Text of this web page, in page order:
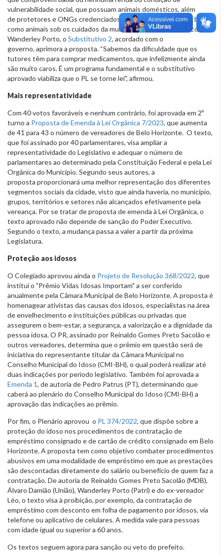
vulnerabilidade social, que possuam animais domésticos, além
de protetores e ONGs credenciados junto ao Poder Público, bem
como animais sob os cuidados da municipalidade. De acordo com
Wanderley Porto, o Substitutivo 2, acordado com o
governo, aprimora a proposta. “Sabemos da dificuldade que os
tutores têm para comprar medicamentos, que infelizmente ainda
são muito caros. É um programa fundamental e o substitutivo
aprovado viabiliza que o PL se torne lei", afirmou.
Mais representatividade
Com 40 votos favoráveis e nenhum contrário, foi aprovada em 2º
turno a Proposta de Emenda à Lei Orgânica 7/2023, que aumenta
de 41 para 43 o número de vereadores de Belo Horizonte. O texto,
que foi assinado por 40 parlamentares, visa ampliar a
representatividade do Legislativo e adequar o número de
parlamentares ao determinado pela Constituição Federal e pela Lei
Orgânica do Município. Segundo seus autores, a
proposta proporcionará uma melhor representação dos diferentes
segmentos sociais da cidade, visto que ainda haveria, no município,
grupos, territórios e setores não alcançados efetivamente pela
vereança. Por se tratar de proposta de emenda à Lei Orgânica, o
texto aprovado não depende de sanção do Poder Executivo.
Segundo o texto, a mudança passa a valer a partir da próxima
Legislatura.
Proteção aos idosos
O Colegiado aprovou ainda o Projeto de Resolução 368/2022, que
institui o "Prêmio Vidas Idosas Importam" a ser conferido
anualmente pela Câmara Municipal de Belo Horizonte. A proposta é
homenagear ativistas das causas dos idosos, especialistas na área
de envelhecimento e instituições públicas ou privadas que
assegurem o bem-estar, a segurança, a valorização e a dignidade da
pessoa idosa. O PR, assinado por Reinaldo Gomes Preto Sacolão e
outros vereadores, determina que o prêmio em questão será de
iniciativa do representante titular da Câmara Municipal no
Conselho Municipal do Idoso (CMI-BH), o qual poderá realizar até
duas indicações por período legislativo. Também foi aprovada a
Emenda 1, de autoria de Pedro Patrus (PT), determinando que
caberá ao plenário do Conselho Municipal do Idoso (CMI-BH) a
aprovação das indicações ao prêmio.
Por fim, o Plenário aprovou o PL 374/2022, que dispõe sobre a
proteção do idoso nos procedimentos de contratação de
empréstimo consignado e de cartão de crédito consignado em Belo
Horizonte. A proposta tem como objetivo combater procedimentos
abusivos em uma modalidade de empréstimo em que as prestações
são descontadas diretamente do salário ou benefício de quem faz a
contratação. De autoria de Reinaldo Gomes Preto Sacolão (MDB),
Álvaro Damião (União), Wanderley Porto (Patri) e do ex-vereador
Léo, o texto visa à proibição, por exemplo, da contratação de
empréstimo com desconto em folha de pagamento por idosos, via
telefone ou aplicativo de celulares. A medida vale para pessoas
com idade igual ou superior a 60 anos.
Os textos seguem agora para sanção ou veto do prefeito.